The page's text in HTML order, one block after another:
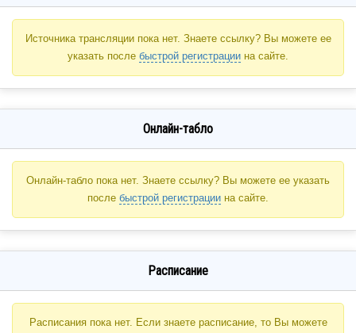
Источника трансляции пока нет. Знаете ссылку? Вы можете ее
указать после быстрой регистрации на сайте.
Онлайн-табло
Онлайн-табло пока нет. Знаете ссылку? Вы можете ее указать
после быстрой регистрации на сайте.
Расписание
Расписания пока нет. Если знаете расписание, то Вы можете